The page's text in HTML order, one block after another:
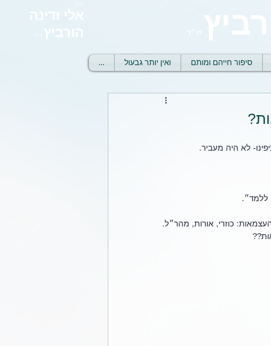
אלי ודינה
הורביץ
סיפור חייהם ומותם ואין יותר גבעול ...
לא היה מעביר.
ללמד״.
כוזרי, אורות, מהר״ל.